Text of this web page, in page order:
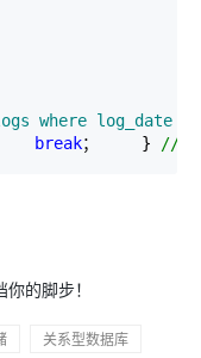
where log_date
break； 　　} //
的脚步！
关系型数据库